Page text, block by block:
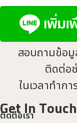
สอบถามข้อ
ติดต่อ
ในเวลาทำกา
Get In Touch
ติดต่อเรา